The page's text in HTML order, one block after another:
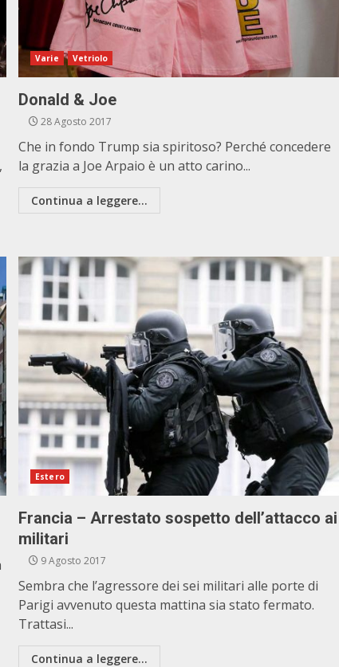
Varie Vetriolo
Donald & Joe
28 Agosto 2017
Che in fondo Trump sia spiritoso? Perché concedere
la grazia a Joe Arpaio è un atto carino...
Continua a leggere...
Estero
Francia – Arrestato sospetto dell’attacco ai
militari
9 Agosto 2017
Sembra che l’agressore dei sei militari alle porte di
Parigi avvenuto questa mattina sia stato fermato.
Trattasi...
Continua a leggere...